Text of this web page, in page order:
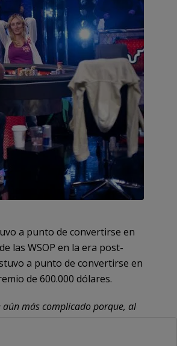
a punto de convertirse en
las WSOP en la era post-
a punto de convertirse en
de 600.000 dólares.
aún más complicado porque, al
con la presión durante tanto